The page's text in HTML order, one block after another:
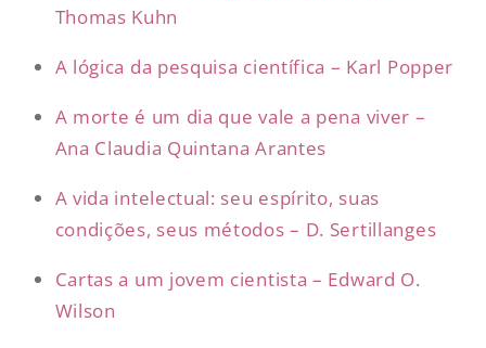
Thomas Kuhn
A lógica da pesquisa científica – Karl Popper
A morte é um dia que vale a pena viver –
Ana Claudia Quintana Arantes
A vida intelectual: seu espírito, suas
condições, seus métodos – D. Sertillanges
Cartas a um jovem cientista – Edward O.
Wilson